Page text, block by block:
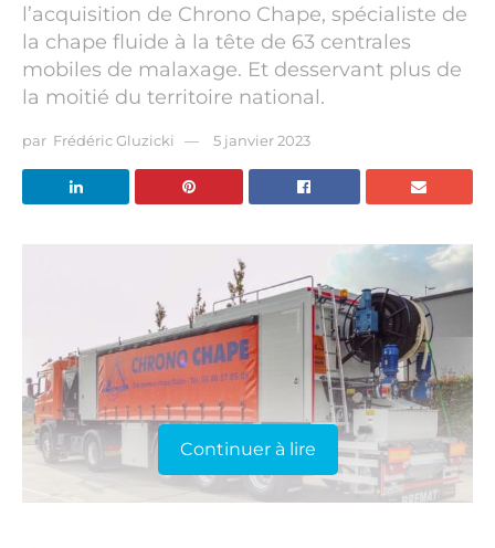
l’acquisition de Chrono Chape, spécialiste de
la chape fluide à la tête de 63 centrales
mobiles de malaxage. Et desservant plus de
la moitié du territoire national.
par Frédéric Gluzicki 5 janvier 2023
Continuer à lire